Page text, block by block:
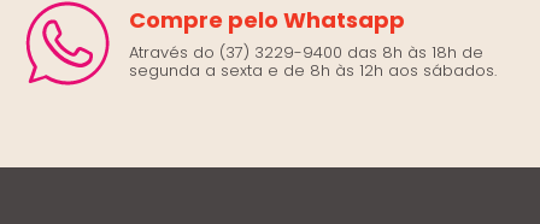
Compre pelo Whatsapp
Através do (37) 3229-9400 das 8h às 18h de
segunda a sexta e de 8h às 12h aos sábados.